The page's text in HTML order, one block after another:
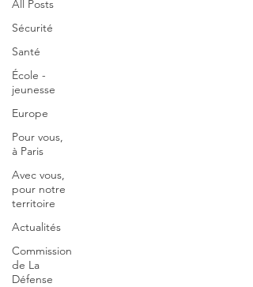
All Posts
Sécurité
Santé
École -
jeunesse
Europe
Pour vous,
à Paris
Avec vous,
pour notre
territoire
Actualités
Commission
de La
Défense